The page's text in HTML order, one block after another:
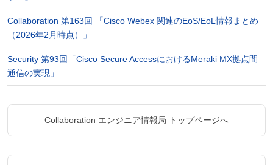
Collaboration 第163回 「Cisco Webex 関連のEoS/EoL情報まとめ
（2026年2月時点）」
Security 第93回「Cisco Secure AccessにおけるMeraki MX拠点間
通信の実現」
Collaboration エンジニア情報局 トップページへ